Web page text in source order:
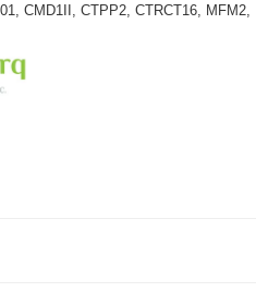
CMD1II, CTPP2, CTRCT16,